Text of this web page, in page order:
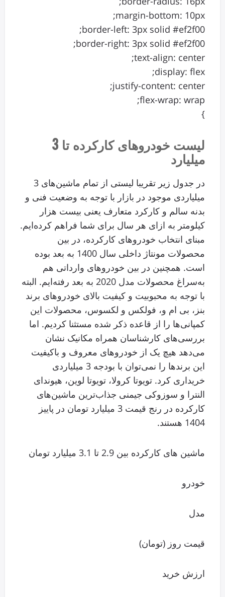
margin-bottom: 10px;
border-left: 3px solid #ef2f00;
border-right: 3px solid #ef2f00;
text-align: center;
display: flex;
justify-content: center;
flex-wrap: wrap;
}
لیست خودروهای کارکرده تا 3
میلیارد
در جدول زیر تقریبا لیستی از تمام ماشین‌های 3
میلیاردی موجود در بازار با توجه به وضعیت فنی و
بدنه سالم و کارکرد متعارف یعنی بیست هزار
کیلومتر به ازای هر سال برای شما فراهم کرده‌ایم.
مبنای انتخاب خودروهای کارکرده، در بین
محصولات مونتاژ داخلی سال 1400 به بعد بوده
است. همچنین در بین خودروهای وارداتی هم
به‌سراغ محصولات مدل 2020 به بعد رفته‌ایم. البته
با توجه به محبوبیت و کیفیت بالای خودروهای برند
بنز، بی ام و، فولکس و لکسوس، محصولات این
کمپانی‌ها را از قاعده ذکر شده مستثنا کردیم. اما
بررسی‌های کارشناسان همراه مکانیک نشان
می‌دهد هیچ یک از خودروهای معروف و باکیفیت
این برندها را نمی‌توان با بودجه 3 میلیاردی
خریداری کرد. تویوتا کرولا، تویوتا لوین، هیوندای
النترا و سوزوکی جیمنی جذاب‌ترین ماشین‌های
کارکرده در رنج قیمت 3 میلیارد تومان در پاییز
1404 هستند.
ماشین های کارکرده بین 2.9 تا 3.1 میلیارد تومان
خودرو
مدل
قیمت روز (تومان)
ارزش خرید